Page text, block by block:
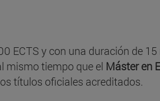
ECTS y con una duración de
mismo tiempo que el Máster en
títulos oficiales acreditados.